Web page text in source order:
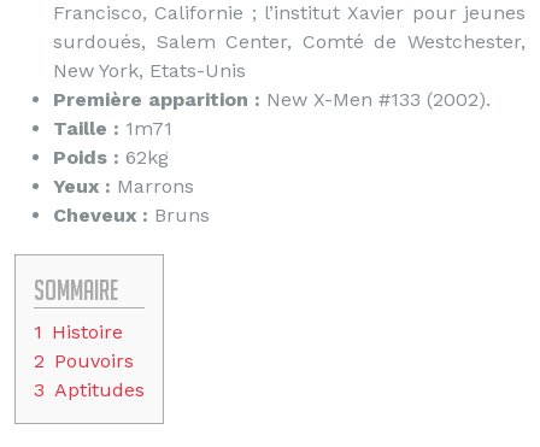
Francisco, Californie ; l’institut Xavier pour jeunes
surdoués, Salem Center, Comté de Westchester,
New York, Etats-Unis
Première apparition : New X-Men #133 (2002).
Taille : 1m71
Poids : 62kg
Yeux : Marrons
Cheveux : Bruns
Sommaire
1 Histoire
2 Pouvoirs
3 Aptitudes